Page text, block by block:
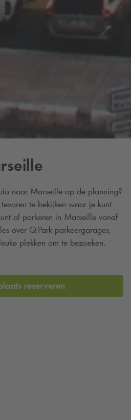
naar Marseille op de planning?
te bekijken waar je kunt
al parkeren in Marseille vanaf
over Q-Park parkeergarages,
plekken om te bezoeken.
reserveren